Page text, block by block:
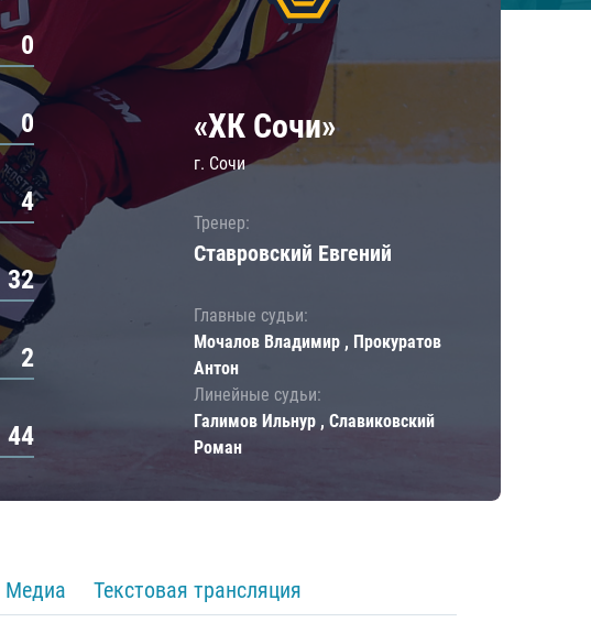
0
0
4
32
2
44
«ХК Сочи»
г. Сочи
Тренер:
Ставровский Евгений
Главные судьи:
Мочалов Владимир , Прокуратов
Антон
Линейные судьи:
Галимов Ильнур , Славиковский
Роман
Медиа Текстовая трансляция